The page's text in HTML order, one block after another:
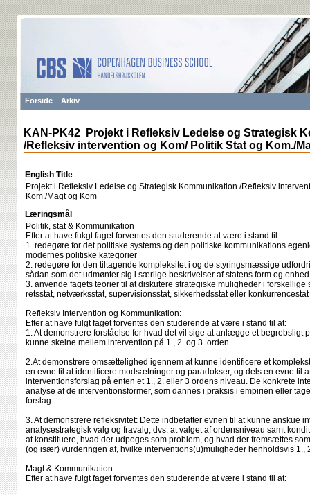
Forside Arkiv
KAN-PK42 Projekt i Refleksiv Ledelse og Strategisk
/Refleksiv intervention og Kom/ Politik Stat og Kom./
English Title
Projekt i Refleksiv Ledelse og Strategisk Kommunikation /Refleksiv
Kom./Magt og Kom
Læringsmål
Politik, stat & Kommunikation
Efter at have fukgt faget forventes den studerende at være i stand til :
1. redegøre for det politiske systems og den politiske kommunikations
modernes politiske kategorier
2. redegøre for den tiltagende kompleksitet i og de styringsmæssige
sådan som det udmønter sig i særlige beskrivelser af statens form og enhed
3. anvende fagets teorier til at diskutere strategiske muligheder i forskellige
retsstat, netværksstat, supervisionsstat, sikkerhedsstat eller konkurrencestat
Refleksiv Intervention og Kommunikation:
Efter at have fulgt faget forventes den studerende at være i stand til at:
1. At demonstrere forståelse for hvad det vil sige at anlægge et begrebsligt
kunne skelne mellem intervention på 1., 2. og 3. orden.
2.At demonstrere omsættelighed igennem at kunne identificere et
en evne til at identificere modsætninger og paradokser, og dels en evne til
interventionsforslag på enten et 1., 2. eller 3 ordens niveau. De konkrete
analyse af de interventionsformer, som dannes i praksis i empirien eller
forslag.
3. At demonstrere refleksivitet: Dette indbefatter evnen til at kunne anskue
analysestrategisk valg og fravalg, dvs. at valget af ordensniveau samt
at konstituere, hvad der udpeges som problem, og hvad der fremsættes
(og især) vurderingen af, hvilke interventions(u)muligheder henholdsvis 1.,
Magt & Kommunikation:
Efter at have fulgt faget forventes den studerende at være i stand til at: